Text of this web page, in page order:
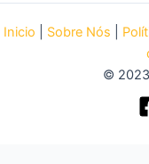
Inicio Sobre Nós
© 2023